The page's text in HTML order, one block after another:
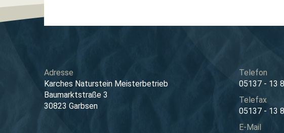
Adresse
Karches Naturstein Meisterbetrieb
Baumarktstraße 3
30823 Garbsen
Telefon
05137 - 13
Telefax
05137 - 13
E-Mail